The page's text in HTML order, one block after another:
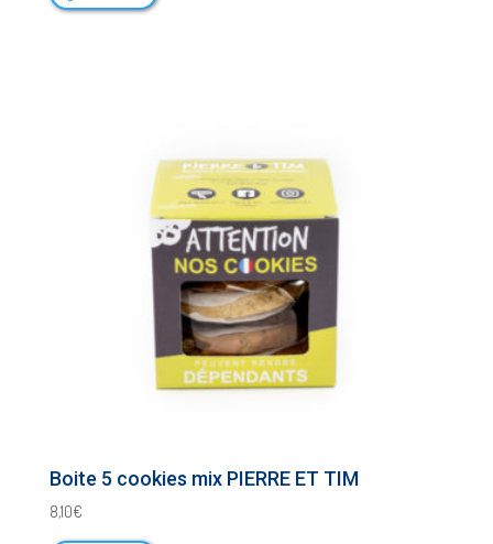
Boite 5 cookies mix PIERRE ET TIM
8,10€